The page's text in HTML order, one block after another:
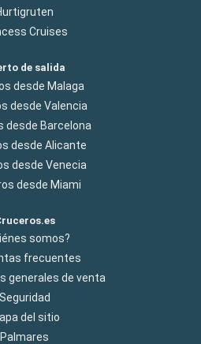
Cruises
de salida
desde Malaga
desde Valencia
desde Barcelona
desde Alicante
desde Venecia
desde Miami
somos?
frecuentes
generales de venta
Seguridad
del sitio
Palmares